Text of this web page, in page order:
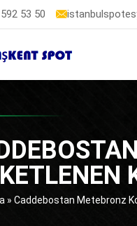
53 50
» Caddebostan Metebronz